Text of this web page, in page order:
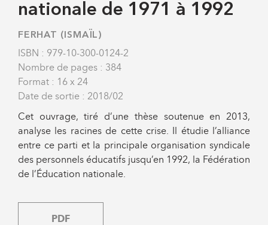
nationale de 1971 à 1992
FERHAT (ISMAÏL)
ISBN : 979-10-300-0124-2
Nombre de pages : 384
Format : 16 x 24
Date de sortie : 2018/02
Cet ouvrage, tiré d’une thèse soutenue en 2013,
analyse les racines de cette crise. Il étudie l’alliance
entre ce parti et la principale organisation syndicale
des personnels éducatifs jusqu’en 1992, la Fédération
de l’Éducation nationale.
PDF